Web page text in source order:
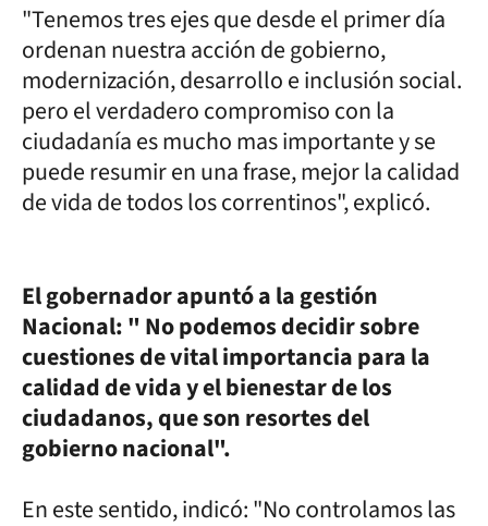
"Tenemos tres ejes que desde el primer día
ordenan nuestra acción de gobierno,
modernización, desarrollo e inclusión social.
pero el verdadero compromiso con la
ciudadanía es mucho mas importante y se
puede resumir en una frase, mejor la calidad
de vida de todos los correntinos", explicó.
El gobernador apuntó a la gestión
Nacional: " No podemos decidir sobre
cuestiones de vital importancia para la
calidad de vida y el bienestar de los
ciudadanos, que son resortes del
gobierno nacional".
En este sentido, indicó: "No controlamos las